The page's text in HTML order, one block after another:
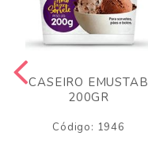
CASEIRO EMUSTAB
200GR
Código: 1946